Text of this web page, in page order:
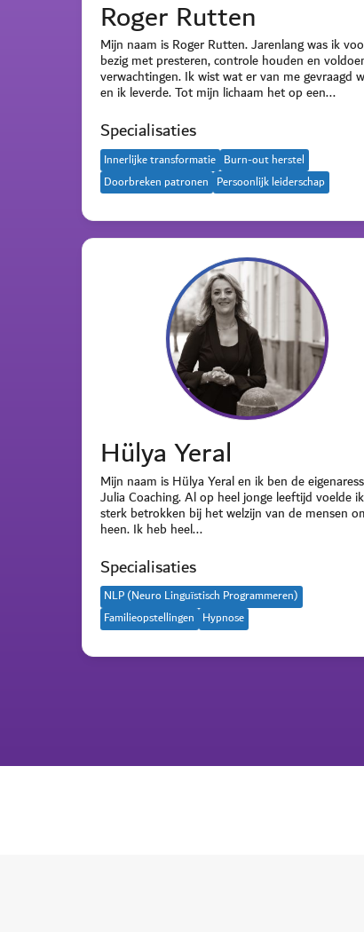
Roger Rutten
Mijn naam is Roger Rutten. Jarenlang was ik
bezig met presteren, controle houden en
verwachtingen. Ik wist wat er van me gevraagd
en ik leverde. Tot mijn lichaam het op een...
Specialisaties
Innerlijke transformatie Burn-out herstel
Doorbreken patronen Persoonlijk leiderschap
Hülya Yeral
Mijn naam is Hülya Yeral en ik ben de
Julia Coaching. Al op heel jonge leeftijd voelde
sterk betrokken bij het welzijn van de mensen
heen. Ik heb heel...
Specialisaties
NLP (Neuro Linguïstisch Programmeren)
Familieopstellingen Hypnose